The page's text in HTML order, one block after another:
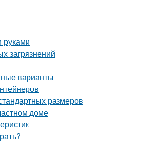
руками
загрязнений
варианты
размеров
доме